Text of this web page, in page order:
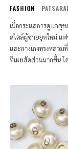
FASHION
เมื่อกระแสการดูแลสุ
สไตล์ผู้ชายยุคใหม่ แฟ
และกางเกงทรงหลวม
ที่เผยสัดส่วนมากขึ้น โ